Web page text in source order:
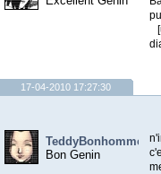
17-04-2010 17:27:30
TeddyBonhomme
Bon Genin